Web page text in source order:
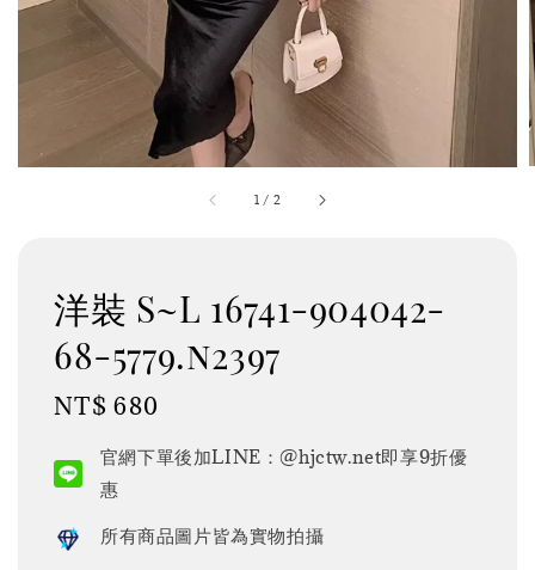
1 / 2
洋裝 S~L 16741-904042-
68-5779.n2397
Regular
NT$ 680
官網下單後加LINE：@hjctw.net即享9折優
惠
所有商品圖片皆為實物拍攝